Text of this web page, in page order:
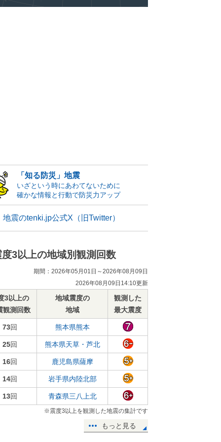
「知る防災」地震
いざという時にあわてないために
確かな情報と行動で防災力アップ
地震のtenki.jp公式X（旧Twitter）
度3以上の地域別観測回数
期間：2026年05月01日～2026年08月09日
2026年08月09日14:10更新
3以上の
観測回数
地域震度の
地域
観測した
最大震度
73回 熊本県熊本
25回 熊本県天草・芦北
16回 鹿児島県薩摩
14回 岩手県内陸北部
13回 青森県三八上北
※震度3以上を観測した地震の集計です
もっと見る